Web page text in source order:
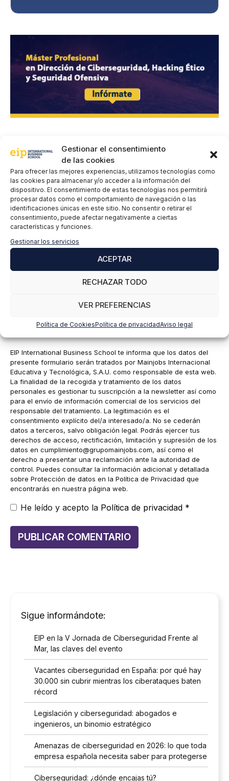
Gestionar el consentimiento
de las cookies
Para ofrecer las mejores experiencias, utilizamos tecnologías como
las cookies para almacenar y/o acceder a la información del
dispositivo. El consentimiento de estas tecnologías nos permitirá
procesar datos como el comportamiento de navegación o las
identificaciones únicas en este sitio. No consentir o retirar el
consentimiento, puede afectar negativamente a ciertas
características y funciones.
Gestionar los servicios
ACEPTAR
RECHAZAR TODO
VER PREFERENCIAS
Política de CookiesPolítica de privacidadAviso legal
Deja un comentario
Comentario
Correo
electrónico
EIP International Business School te informa que los datos del
presente formulario serán tratados por Mainjobs Internacional
Educativa y Tecnológica, S.A.U. como responsable de esta web.
La finalidad de la recogida y tratamiento de los datos
personales es gestionar tu suscripción a la newsletter así como
para el envío de información comercial de los servicios del
responsable del tratamiento. La legitimación es el
consentimiento explícito del/a interesado/a. No se cederán
datos a terceros, salvo obligación legal. Podrás ejercer tus
derechos de acceso, rectificación, limitación y supresión de los
datos en cumplimiento@grupomainjobs.com, así como el
derecho a presentar una reclamación ante la autoridad de
control. Puedes consultar la información adicional y detallada
sobre Protección de datos en la Política de Privacidad que
encontrarás en nuestra página web.
He leído y acepto la Política de privacidad *
Sigue informándote:
EIP en la V Jornada de Ciberseguridad Frente al
Mar, las claves del evento
Vacantes ciberseguridad en España: por qué hay
30.000 sin cubrir mientras los ciberataques baten
récord
Legislación y ciberseguridad: abogados e
ingenieros, un binomio estratégico
Amenazas de ciberseguridad en 2026: lo que toda
empresa española necesita saber para protegerse
Ciberseguridad: ¿dónde encajas tú?